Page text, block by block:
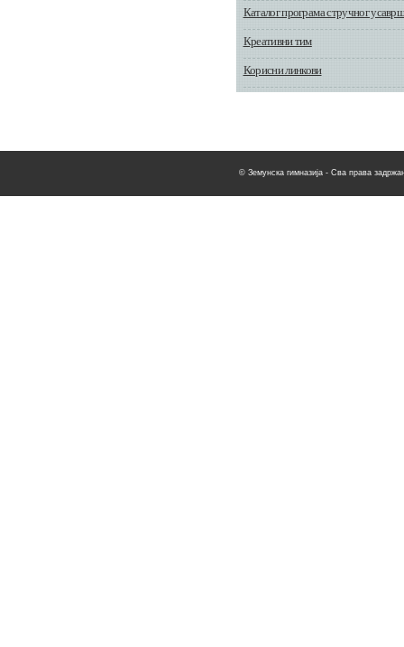
Каталог програма стручног
Креативни тим
Корисни линкови
© Земунска гимназија - Сва права